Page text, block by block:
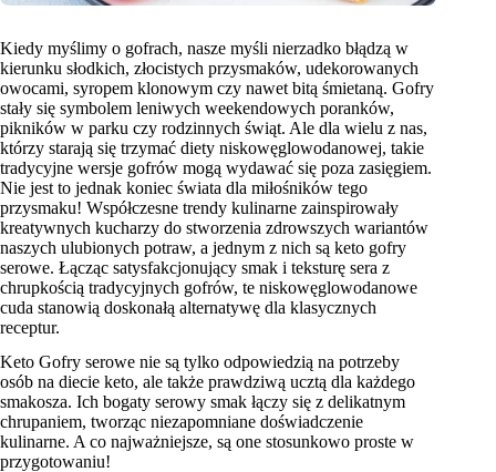
Kiedy myślimy o gofrach, nasze myśli nierzadko błądzą w
kierunku słodkich, złocistych przysmaków, udekorowanych
owocami, syropem klonowym czy nawet bitą śmietaną. Gofry
stały się symbolem leniwych weekendowych poranków,
pikników w parku czy rodzinnych świąt. Ale dla wielu z nas,
którzy starają się trzymać diety niskowęglowodanowej, takie
tradycyjne wersje gofrów mogą wydawać się poza zasięgiem.
Nie jest to jednak koniec świata dla miłośników tego
przysmaku! Współczesne trendy kulinarne zainspirowały
kreatywnych kucharzy do stworzenia zdrowszych wariantów
naszych ulubionych potraw, a jednym z nich są keto gofry
serowe. Łącząc satysfakcjonujący smak i teksturę sera z
chrupkością tradycyjnych gofrów, te niskowęglowodanowe
cuda stanowią doskonałą alternatywę dla klasycznych
receptur.
Keto Gofry serowe nie są tylko odpowiedzią na potrzeby
osób na diecie keto, ale także prawdziwą ucztą dla każdego
smakosza. Ich bogaty serowy smak łączy się z delikatnym
chrupaniem, tworząc niezapomniane doświadczenie
kulinarne. A co najważniejsze, są one stosunkowo proste w
przygotowaniu!